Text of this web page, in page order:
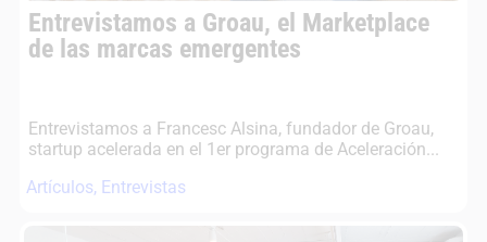
Entrevistamos a Groau, el Marketplace
de las marcas emergentes
Entrevistamos a Francesc Alsina, fundador de Groau,
startup acelerada en el 1er programa de Aceleración...
Artículos, Entrevistas